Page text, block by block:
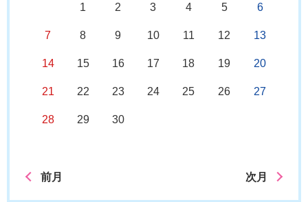
1 2 3 4 5 6
7 8 9 10 11 12 13
14 15 16 17 18 19 20
21 22 23 24 25 26 27
28 29 30
前月 次月